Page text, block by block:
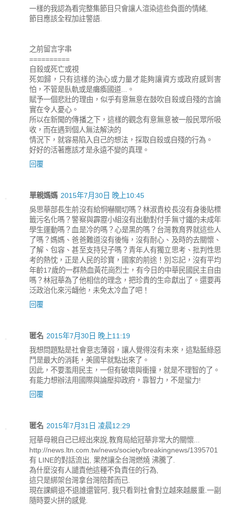
一樣的我認為看完整集節目只會讓人渲染這些負面的情緒,
節目應該全程加註警語.
之前留言字串
==========
自殺或死亡或視
死如歸，只有這樣的決心或力量才能夠讓資方或政府感到害
怕，不管是臥軌或是癱瘓國道...。
賦予一個悲壯的理由，似乎有意無意在鼓吹自殺或自殘的言論
實在令人憂心。
所以在新聞的傳播之下，這樣的觀念有意無意被一般民眾所吸
收，而在遇到個人無法解決的
情況下，就容易陷入自己的想法，採取自殺或自殘的行為。
好好的活著應該才是永遠不變的真理。
回覆
單親媽媽 2015年7月30日 晚上10:45
吳思華部長生前沒有給恫嚇關切嗎？林淑貴校長沒有身後貼標
籤污名化嗎？警察與霹靂小組沒有出動對付手無寸鐵的未成年
學生運動嗎？血是冷的嗎？心是黑的嗎？台灣教育界就這些人
了嗎？媽媽、爸爸難道沒有後悔，沒有耐心、及時的去關懷、
了解、包容、甚至支持兒子嗎？青年人有獨立思考、批判性思
考的熱忱，正是人民的珍寶，國家的前途！別忘記，沒有平均
年齡17歲的一群熱血黃花崗烈士，有今日的中華民國民主自由
嗎？林冠華為了他相信的理念，把珍貴的生命獻出了。還要再
泛政治化來污衊他，未免太冷血了吧！
回覆
匿名 2015年7月30日 晚上11:19
我想問題點是社會意志薄弱，讓人覺得沒有未來，這點藍綠惡
鬥是最大的消耗，美國早就點出來了。
因此，不要濫用民主，一但有破壞與衝撞，就是不理智的了。
有能力想辦法用國際與論壓抑政府，靠智力，不是蠻力!
回覆
匿名 2015年7月31日 凌晨12:29
冠華母親自己已經出來說,教育局給冠華非常大的關懷...
http://news.ltn.com.tw/news/society/breakingnews/1395701
有 LINE的對話流出, 果然讓全台灣燃燒 沸騰了.
為什麼沒有人譴責他這種不負責任的行為,
這只是綁架台灣拿台灣陪葬而已.
現在課綱退不退誰還管阿, 我只看到社會對立越來越嚴重.一副
隨時要火拼的感覺.